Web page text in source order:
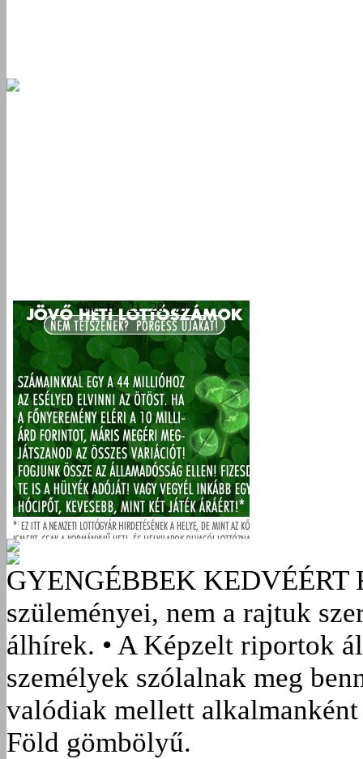
GYENGÉBBEK KEDVÉÉRT
szüleményei, nem a rajtuk
álhírek. • A Képzelt riportok
személyek szólalnak meg
valódiak mellett
Föld gömbölyű.